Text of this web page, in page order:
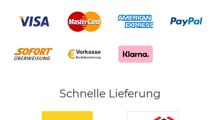
Schnelle Lieferung